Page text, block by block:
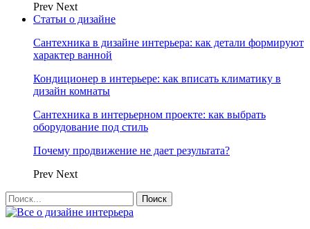
Prev Next
Статьи о дизайне
Сантехника в дизайне интерьера: как детали формируют
характер ванной
Кондиционер в интерьере: как вписать климатику в
дизайн комнаты
Сантехника в интерьерном проекте: как выбрать
оборудование под стиль
Почему продвижение не дает результата?
Prev Next